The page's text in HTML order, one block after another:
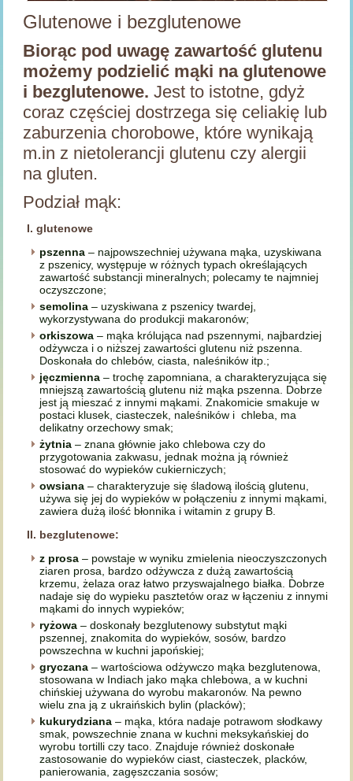
Glutenowe i bezglutenowe
Biorąc pod uwagę zawartość glutenu
możemy podzielić mąki na glutenowe
i bezglutenowe. Jest to istotne, gdyż
coraz częściej dostrzega się celiakię lub
zaburzenia chorobowe, które wynikają
m.in z nietolerancji glutenu czy alergii
na gluten.
Podział mąk:
I. glutenowe
pszenna – najpowszechniej używana mąka, uzyskiwana
z pszenicy, występuje w różnych typach określających
zawartość substancji mineralnych; polecamy te najmniej
oczyszczone;
semolina – uzyskiwana z pszenicy twardej,
wykorzystywana do produkcji makaronów;
orkiszowa – mąka królująca nad pszennymi, najbardziej
odżywcza i o niższej zawartości glutenu niż pszenna.
Doskonała do chlebów, ciasta, naleśników itp.;
jęczmienna – trochę zapomniana, a charakteryzująca się
mniejszą zawartością glutenu niż mąka pszenna. Dobrze
jest ją mieszać z innymi mąkami. Znakomicie smakuje w
postaci klusek, ciasteczek, naleśników i chleba, ma
delikatny orzechowy smak;
żytnia – znana głównie jako chlebowa czy do
przygotowania zakwasu, jednak można ją również
stosować do wypieków cukierniczych;
owsiana – charakteryzuje się śladową ilością glutenu,
używa się jej do wypieków w połączeniu z innymi mąkami,
zawiera dużą ilość błonnika i witamin z grupy B.
II. bezglutenowe:
z prosa – powstaje w wyniku zmielenia nieoczyszczonych
ziaren prosa, bardzo odżywcza z dużą zawartością
krzemu, żelaza oraz łatwo przyswajalnego białka. Dobrze
nadaje się do wypieku pasztetów oraz w łączeniu z innymi
mąkami do innych wypieków;
ryżowa – doskonały bezglutenowy substytut mąki
pszennej, znakomita do wypieków, sosów, bardzo
powszechna w kuchni japońskiej;
gryczana – wartościowa odżywczo mąka bezglutenowa,
stosowana w Indiach jako mąka chlebowa, a w kuchni
chińskiej używana do wyrobu makaronów. Na pewno
wielu zna ją z ukraińskich bylin (placków);
kukurydziana – mąka, która nadaje potrawom słodkawy
smak, powszechnie znana w kuchni meksykańskiej do
wyrobu tortilli czy taco. Znajduje również doskonałe
zastosowanie do wypieków ciast, ciasteczek, placków,
panierowania, zagęszczania sosów;